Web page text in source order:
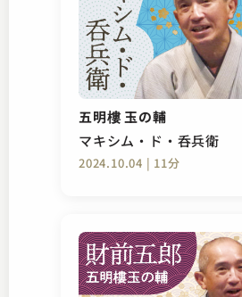
五明樓 玉の輔
マキシム・ド・呑兵衛
2024.10.04 | 11分